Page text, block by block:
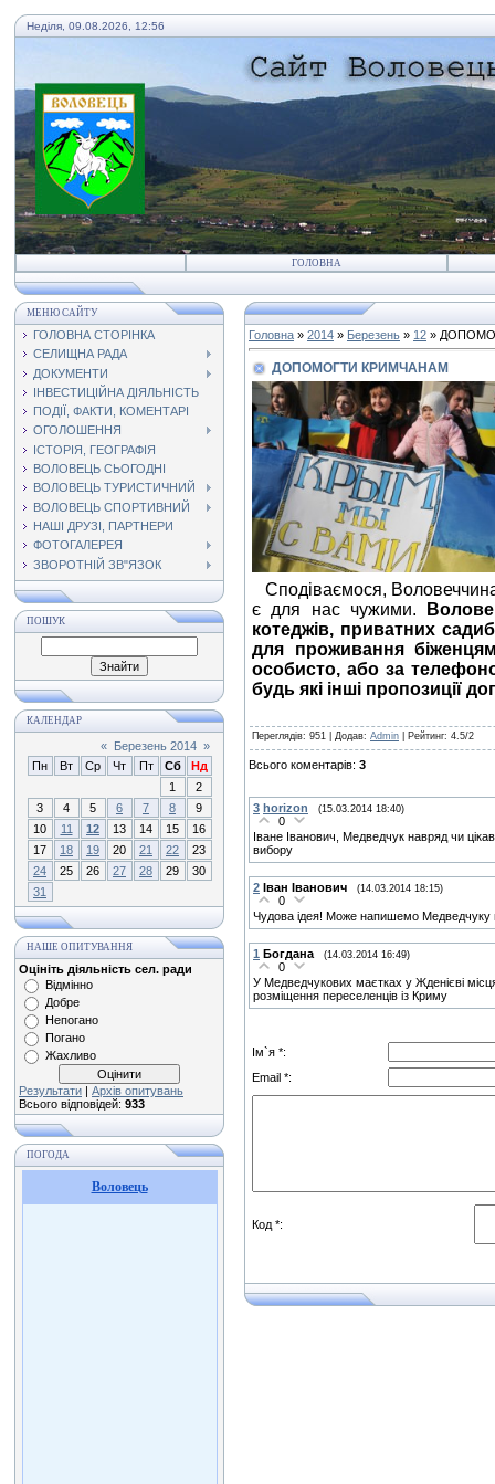
Неділя, 09.08.2026, 12:56
ГОЛОВНА
МЕНЮ САЙТУ
ГОЛОВНА СТОРІНКА
СЕЛИЩНА РАДА
ДОКУМЕНТИ
ІНВЕСТИЦІЙНА ДІЯЛЬНІСТЬ
ПОДІЇ, ФАКТИ, КОМЕНТАРІ
ОГОЛОШЕННЯ
ІСТОРІЯ, ГЕОГРАФІЯ
ВОЛОВЕЦЬ СЬОГОДНІ
ВОЛОВЕЦЬ ТУРИСТИЧНИЙ
ВОЛОВЕЦЬ СПОРТИВНИЙ
НАШІ ДРУЗІ, ПАРТНЕРИ
ФОТОГАЛЕРЕЯ
ЗВОРОТНІЙ ЗВ"ЯЗОК
ПОШУК
КАЛЕНДАР
« Березень 2014 »
Пн
Вт Ср Чт Пт Сб
Нд
1
2
3
4 5 6 7 8
9
10
11 12 13 14 15
16
17
18 19 20 21 22
23
24
25 26 27 28 29
30
31
НАШЕ ОПИТУВАННЯ
Оцініть діяльність сел. ради
Відмінно
Добре
Непогано
Погано
Жахливо
Результати | Архів опитувань
Всього відповідей: 933
ПОГОДА
Воловець
Головна » 2014 » Березень » 12 »
ДОПОМОГТИ КРИМЧАНАМ
Сподіваємося,
є для нас чужими.
котеджів, приватних
для проживання
особисто, або за
будь які інші пропозиції
Переглядів: 951 | Додав: Admin Рейтинг: 4.5/2
Всього коментарів: 3
3 horizon (15.03.2014 18:40)
0
Іване Іванович, Медведчук навряд чи
вибору
2 Іван Іванович (14.03.2014 18:15)
0
Чудова ідея! Може напишемо Медведчуку
1 Богдана (14.03.2014 16:49)
0
У Медведчукових маєтках у Жденієві
розміщення переселенців із Криму
Ім`я *:
Email *:
Код *: